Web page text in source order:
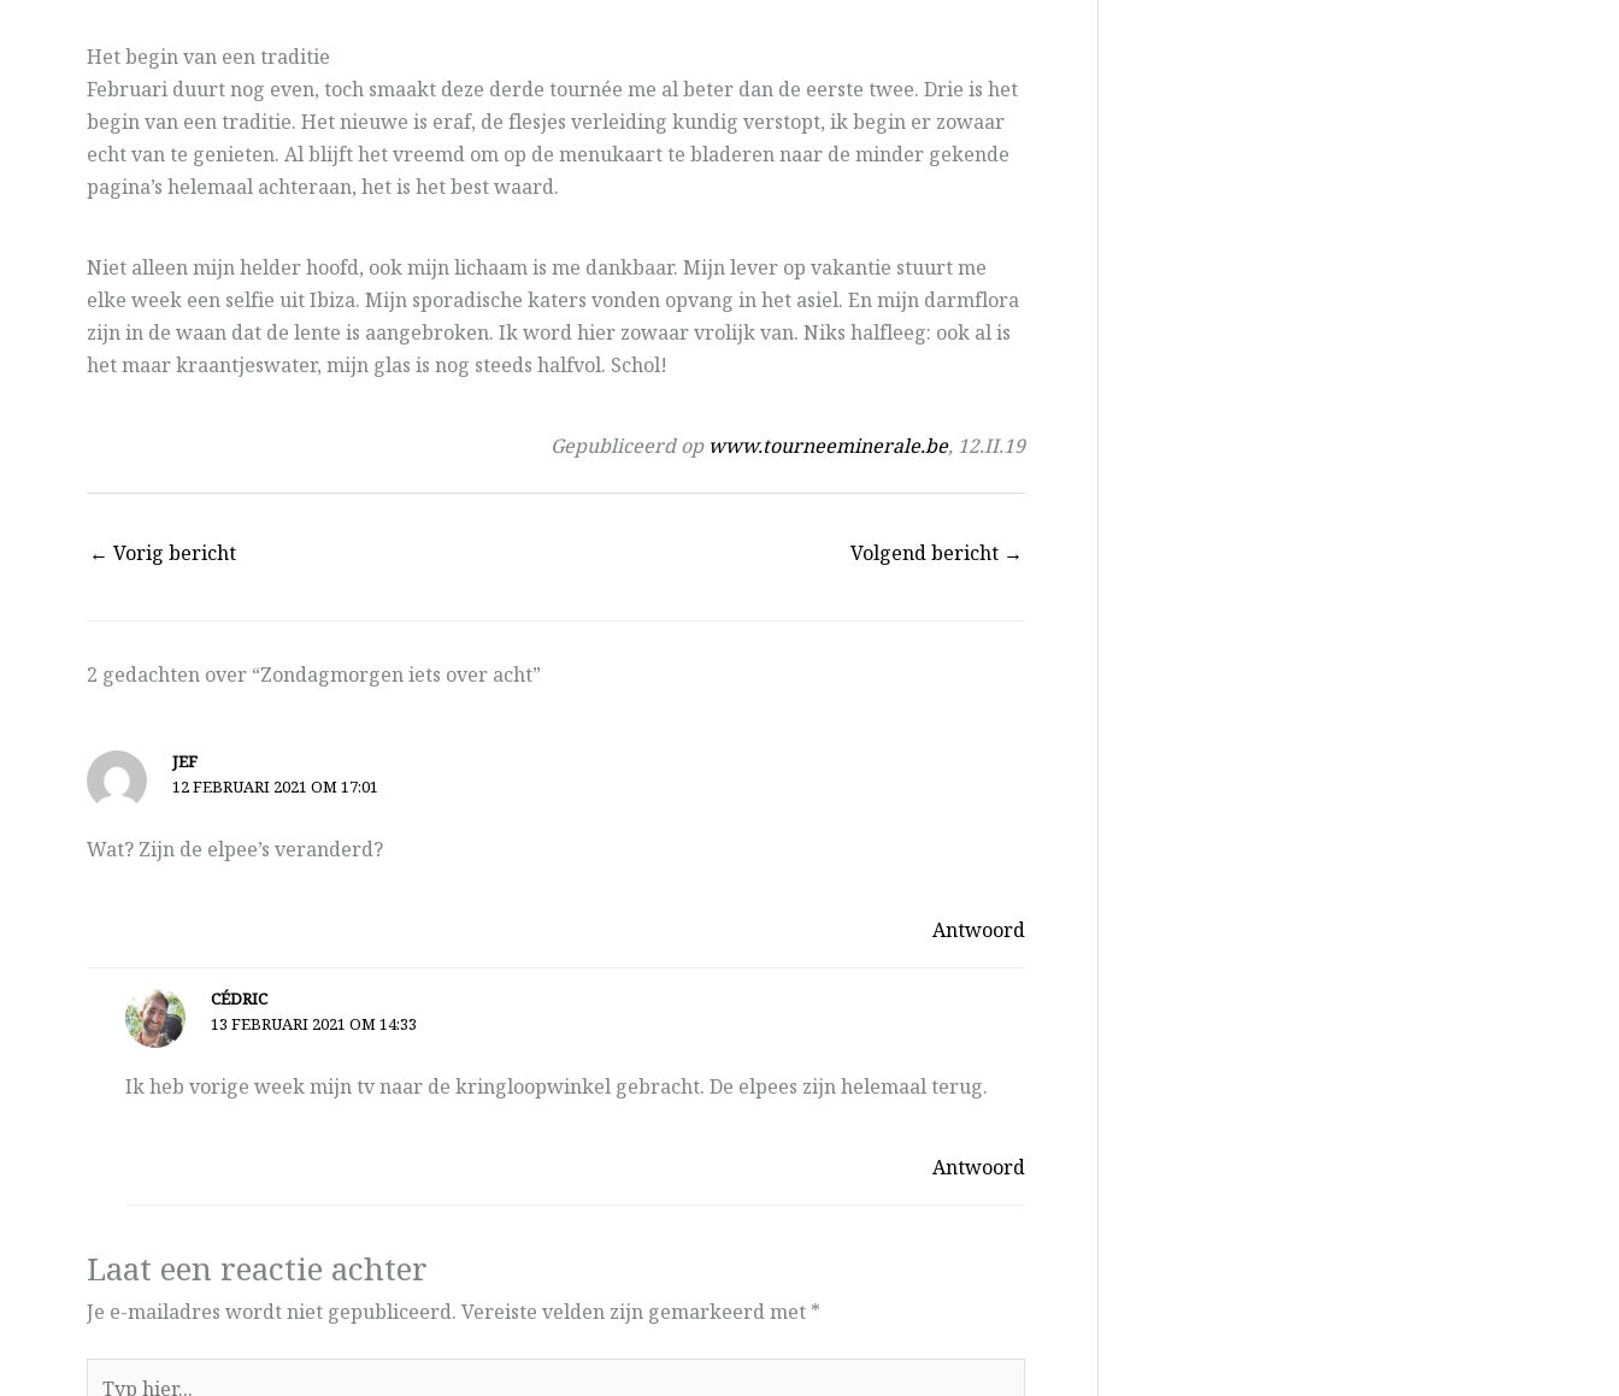
Het begin van een traditie
Februari duurt nog even, toch smaakt deze derde tournée me al beter dan de eerste twee. Drie is het
begin van een traditie. Het nieuwe is eraf, de flesjes verleiding kundig verstopt, ik begin er zowaar
echt van te genieten. Al blijft het vreemd om op de menukaart te bladeren naar de minder gekende
pagina’s helemaal achteraan, het is het best waard.
Niet alleen mijn helder hoofd, ook mijn lichaam is me dankbaar. Mijn lever op vakantie stuurt me
elke week een selfie uit Ibiza. Mijn sporadische katers vonden opvang in het asiel. En mijn darmflora
zijn in de waan dat de lente is aangebroken. Ik word hier zowaar vrolijk van. Niks halfleeg: ook al is
het maar kraantjeswater, mijn glas is nog steeds halfvol. Schol!
Gepubliceerd op www.tourneeminerale.be, 12.II.19
← Vorig bericht Volgend bericht →
2 gedachten over “Zondagmorgen iets over acht”
JEF
12 FEBRUARI 2021 OM 17:01
Wat? Zijn de elpee’s veranderd?
Antwoord
CÉDRIC
13 FEBRUARI 2021 OM 14:33
Ik heb vorige week mijn tv naar de kringloopwinkel gebracht. De elpees zijn helemaal terug.
Antwoord
Laat een reactie achter
Je e-mailadres wordt niet gepubliceerd. Vereiste velden zijn gemarkeerd met *